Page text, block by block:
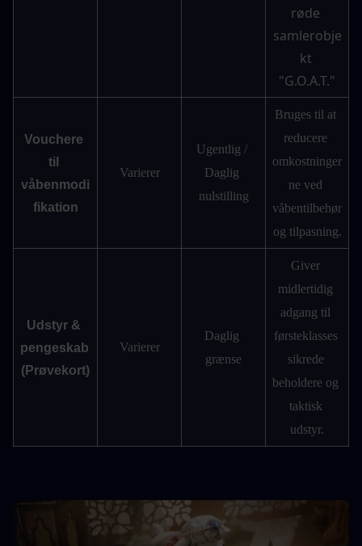
røde
samlerobje
kt
"G.O.A.T."
Vouchere
til
våbenmodi
fikation
Varierer
Ugentlig /
Daglig
nulstilling
Bruges til at
reducere
omkostninger
ne ved
våbentilbehør
og tilpasning.
Udstyr &
pengeskab
(Prøvekort)
Varierer
Daglig
grænse
Giver
midlertidig
adgang til
førsteklasses
sikrede
beholdere og
taktisk
udstyr.